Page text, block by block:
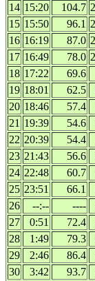
14 15:20 104.7
15 15:50 96.1
16 16:19 87.0
17 16:49 78.0
18 17:22 69.6
19 18:01 62.5
20 18:46 57.4
21 19:39 54.6
22 20:39 54.4
23 21:43 56.6
24 22:48 60.7
25 23:51 66.1
26
--:-- ----
27
0:51 72.4
28
1:49 79.3
29
2:46 86.4
30
3:42 93.7